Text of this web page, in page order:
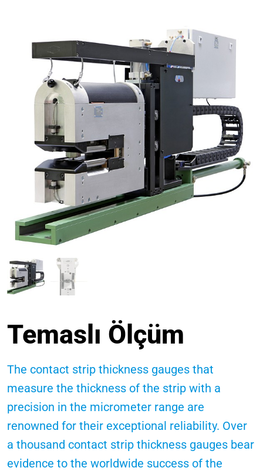
Temaslı Ölçüm
The contact strip thickness gauges that
measure the thickness of the strip with a
precision in the micrometer range are
renowned for their exceptional reliability. Over
a thousand contact strip thickness gauges bear
evidence to the worldwide success of the